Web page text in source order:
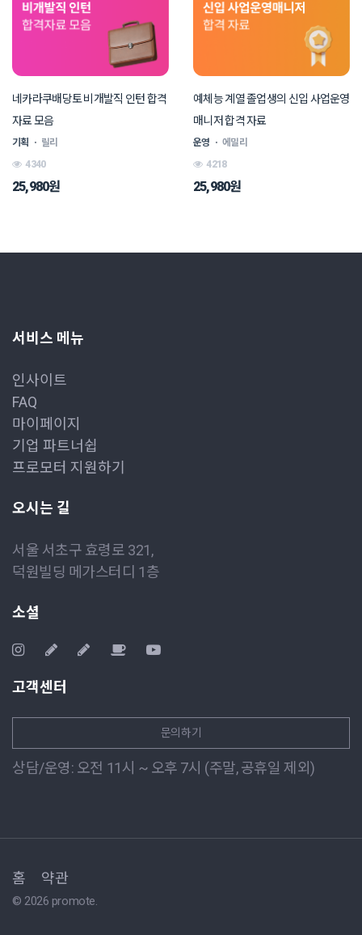
네카라쿠배당토 비개발직 인턴 합격
자료 모음
기획 ㆍ 릴리
4340
25,980원
예체능 계열 졸업생의 신입 사업운영
매니저 합격 자료
운영 ㆍ 에밀리
4218
25,980원
서비스 메뉴
인사이트
FAQ
마이페이지
기업 파트너쉽
프로모터 지원하기
오시는 길
서울 서초구 효령로 321,
덕원빌딩 메가스터디 1층
소셜
고객센터
문의하기
상담/운영: 오전 11시 ~ 오후 7시 (주말, 공휴일 제외)
홈 약관
© 2026 promote.